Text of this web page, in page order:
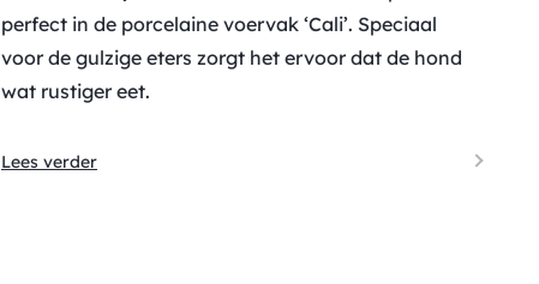
perfect in de porcelaine voervak ‘Cali’. Speciaal
voor de gulzige eters zorgt het ervoor dat de hond
wat rustiger eet.
Lees verder